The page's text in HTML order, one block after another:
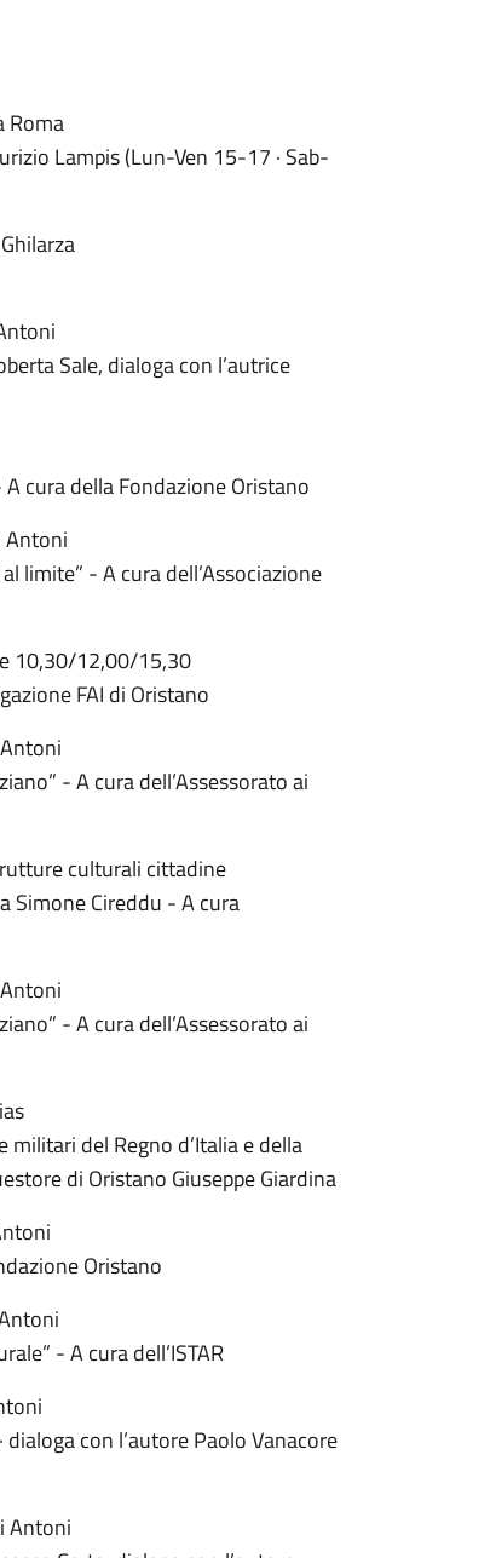
Roma
Lampis (Lun-Ven 15-17 · Sab-
Sale, dialoga con l’autrice
cura della Fondazione Oristano
Antoni
limite” - A cura dell’Associazione
10,30/12,00/15,30
FAI di Oristano
- A cura dell’Assessorato ai
culturali cittadine
Simone Cireddu - A cura
- A cura dell’Assessorato ai
del Regno d’Italia e della
di Oristano Giuseppe Giardina
Oristano
- A cura dell’ISTAR
con l’autore Paolo Vanacore
Antoni